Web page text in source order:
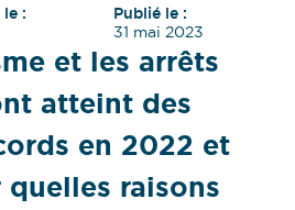
:
Publié le :
31 mai 2023
et les arrêts
atteint des
en 2022 et
raisons